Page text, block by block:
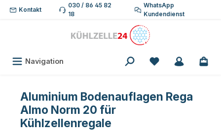
Zum Hauptinhalt springen
Kontakt
030 / 86 45 82
18
WhatsApp
Kundendienst
Navigation Du hast 0
Aluminium Bodenauflagen Rega
Almo Norm 20 für
Kühlzellenregale